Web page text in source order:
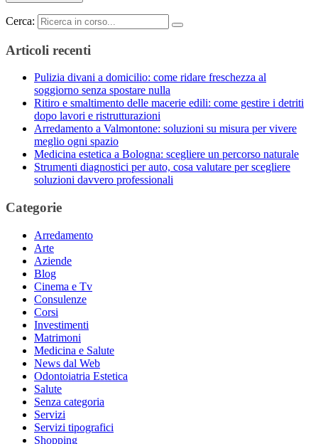
Cerca:
Articoli recenti
Pulizia divani a domicilio: come ridare freschezza al
soggiorno senza spostare nulla
Ritiro e smaltimento delle macerie edili: come gestire i detriti
dopo lavori e ristrutturazioni
Arredamento a Valmontone: soluzioni su misura per vivere
meglio ogni spazio
Medicina estetica a Bologna: scegliere un percorso naturale
Strumenti diagnostici per auto, cosa valutare per scegliere
soluzioni davvero professionali
Categorie
Arredamento
Arte
Aziende
Blog
Cinema e Tv
Consulenze
Corsi
Investimenti
Matrimoni
Medicina e Salute
News dal Web
Odontoiatria Estetica
Salute
Senza categoria
Servizi
Servizi tipografici
Shopping